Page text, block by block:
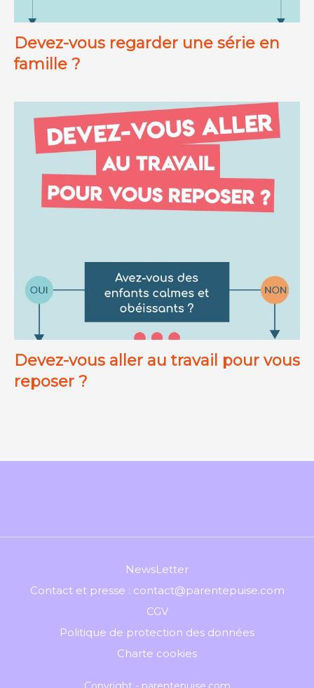
Devez-vous regarder une série en
famille ?
Devez-vous aller au travail pour vous
reposer ?
NewsLetter
Contact et presse : contact@parentepuise.com
CGV
Politique de protection des données
Charte cookies